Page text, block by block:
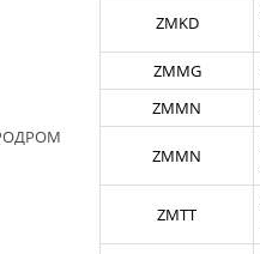
ZMKD
ZMMG
ZMMN
ZMMN
ZMTT